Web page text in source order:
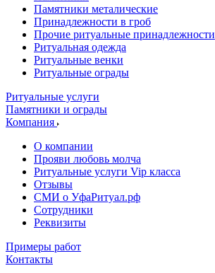
Памятники металические
Принадлежности в гроб
Прочие ритуальные принадлежности
Ритуальная одежда
Ритуальные венки
Ритуальные ограды
Ритуальные услуги
Памятники и ограды
Компания
О компании
Прояви любовь молча
Ритуальные услуги Vip класса
Отзывы
СМИ о УфаРитуал.рф
Сотрудники
Реквизиты
Примеры работ
Контакты